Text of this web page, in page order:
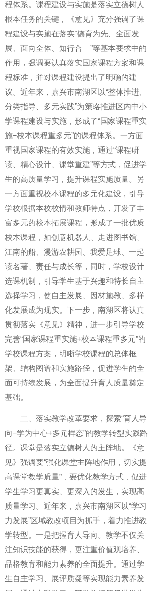
程体系。课程建设与实施是落实立德树人
根本任务的关键，《意见》充分强调了课
程建设与实施在落实“德育为先、全面发
展、面向全体、知行合一”等基本要求中的
作用，强调要认真落实国家课程方案和课
程标准，并对课程建设提出了明确的建
议。近年来，嘉兴市南湖区以“整体推进、
分类指导、多元实践”为策略推进区内中小
学课程建设与实施，形成了“国家课程重实
施+校本课程重多元”的课程体系。一方面
重视国家课程的有效实施，通过“课程研
读、精心设计、课堂重建”等方式，促进学
生的高质量学习，提升课程实施质量。另
一方面重视校本课程的多元化建设，引导
学校根据本校校情和教师特点，开发了丰
富多元的校本拓展课程，形成了一批优质
校本课程，如创意机器人、走进图书馆、
江南的船、漫游农耕园、我爱足球、一起
读名著、责任与成长等，同时，学校设计
选课机制，引导学生基于兴趣和特长自主
选择学习，使自主发展、因材施教、多样
化发展成为现实。下一步，南湖区将认真
贯彻落实《意见》精神，进一步引导学校
完善“国家课程重实施+校本课程重多元”的
学校课程方案，明晰学校课程的总体框
架、结构图谱和实施路径，促进学生的全
面可持续发展，为全面提升育人质量奠定
基础。
二、落实教学改革要求，探索“育人导
向+学为中心+多元样态”的教学转型实践路
径。课堂是落实立德树人的主阵地。《意
见》强调要“强化课堂主阵地作用，切实提
高课堂教学质量”，要优化教学方式，促进
学生学习更真实、更深入的发生，实现高
质量学习。近年来，嘉兴市南湖区以“学习
力发展”区域教改项目为抓手，着力推进教
学转型。一是把握育人导向。教学不仅关
注知识技能的获得，更注重价值观培养、
品格教育和能力素养的全面提升。通过学
生自主学习、展评质疑等实现能力素养发